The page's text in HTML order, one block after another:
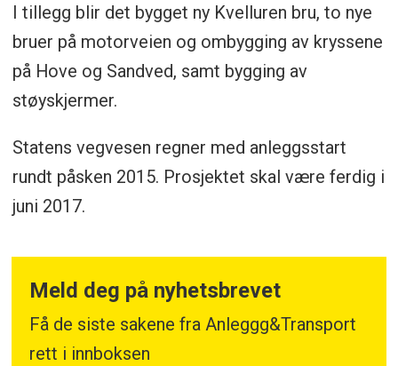
I tillegg blir det bygget ny Kvelluren bru, to nye
bruer på motorveien og ombygging av kryssene
på Hove og Sandved, samt bygging av
støyskjermer.
Statens vegvesen regner med anleggsstart
rundt påsken 2015. Prosjektet skal være ferdig i
juni 2017.
Meld deg på nyhetsbrevet
Få de siste sakene fra Anleggg&Transport
rett i innboksen